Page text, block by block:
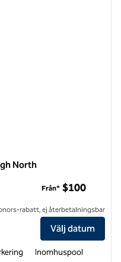
North
Forest Raleigh North
Från* $100
rabatt, ej återbetalningsbar
Välj datum
Inomhuspool